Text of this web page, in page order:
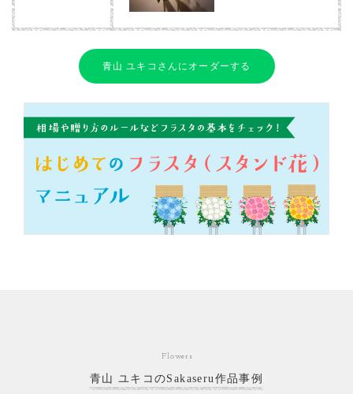
青山 ユキコさんにオーダーする
Flowers
青山 ユキコのSakaseru作品事例